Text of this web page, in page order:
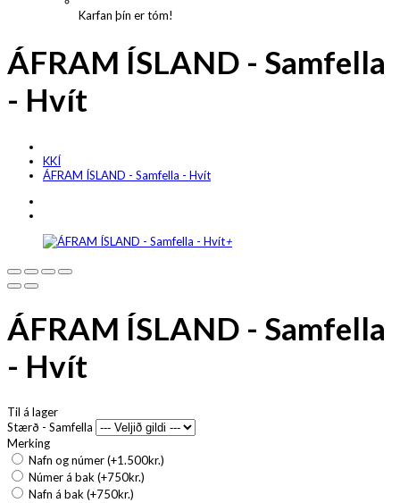
Karfan þín er tóm!
ÁFRAM ÍSLAND - Samfella
- Hvít
KKÍ
ÁFRAM ÍSLAND - Samfella - Hvít
+
ÁFRAM ÍSLAND - Samfella
- Hvít
Til á lager
Stærð - Samfella
Merking
Nafn og númer (+1.500kr.)
Númer á bak (+750kr.)
Nafn á bak (+750kr.)